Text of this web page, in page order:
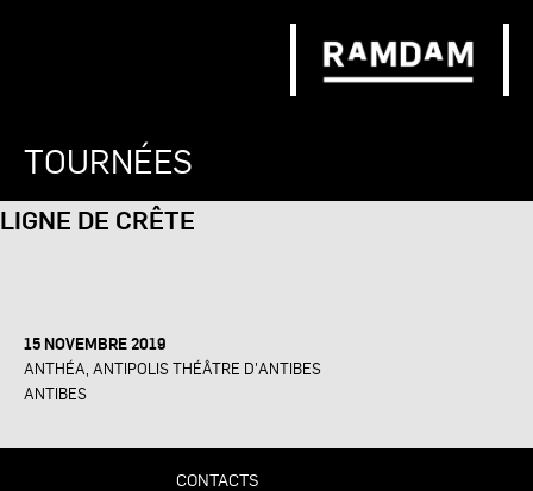
TOURNÉES
LIGNE DE CRÊTE
15 NOVEMBRE 2019
ANTHÉA, ANTIPOLIS THÉÂTRE D'ANTIBES
ANTIBES
CONTACTS